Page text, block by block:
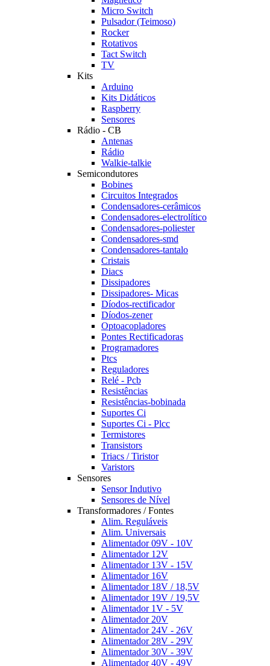
Micro Switch
Pulsador (Teimoso)
Rocker
Rotativos
Tact Switch
TV
Kits
Arduino
Kits Didáticos
Raspberry
Sensores
Rádio - CB
Antenas
Rádio
Walkie-talkie
Semicondutores
Bobines
Circuitos Integrados
Condensadores-cerâmicos
Condensadores-electrolítico
Condensadores-poliester
Condensadores-smd
Condensadores-tantalo
Cristais
Diacs
Dissipadores
Dissipadores- Micas
Díodos-rectificador
Díodos-zener
Optoacopladores
Pontes Rectificadoras
Programadores
Ptcs
Reguladores
Relé - Pcb
Resistências
Resistências-bobinada
Suportes Ci
Suportes Ci - Plcc
Termistores
Transistors
Triacs / Tiristor
Varistors
Sensores
Sensor Indutivo
Sensores de Nível
Transformadores / Fontes
Alim. Reguláveis
Alim. Universais
Alimentador 09V - 10V
Alimentador 12V
Alimentador 13V - 15V
Alimentador 16V
Alimentador 18V / 18,5V
Alimentador 19V / 19,5V
Alimentador 1V - 5V
Alimentador 20V
Alimentador 24V - 26V
Alimentador 28V - 29V
Alimentador 30V - 39V
Alimentador 40V - 49V